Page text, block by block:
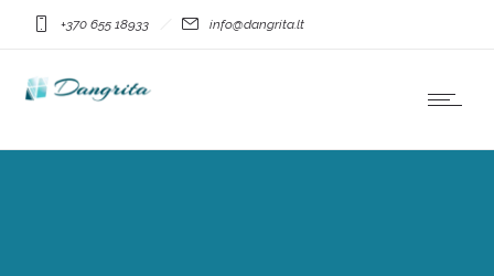
+370 655 18933 info@dangrita.lt